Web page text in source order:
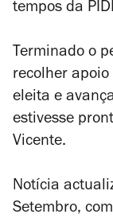
tempos da
Terminado o
recolher
eleita e
estivesse
Vicente.
Notícia
Setembro,